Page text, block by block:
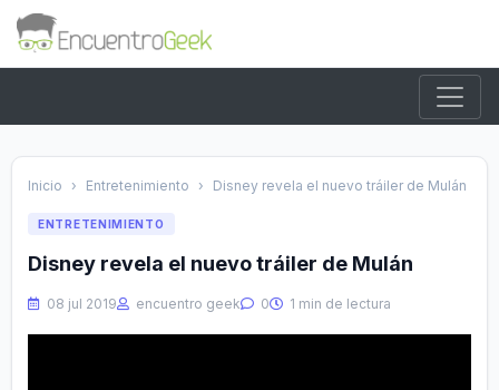
Inicio › Entretenimiento › Disney revela el nuevo tráiler de Mulán
ENTRETENIMIENTO
Disney revela el nuevo tráiler de Mulán
08 jul 2019 encuentro geek 0 1 min de lectura